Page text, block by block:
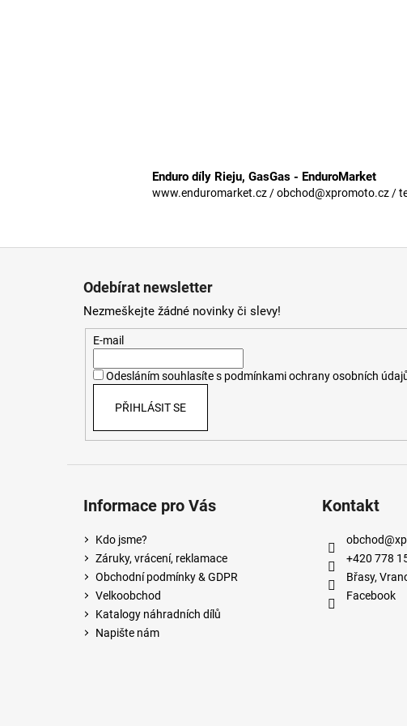
Enduro díly Rieju, GasGas - EnduroMarket
www.enduromarket.cz / obchod@xpromoto.cz /
Odebírat newsletter
Nezmeškejte žádné novinky či slevy!
E-mail
Odesláním souhlasíte s podmínkami ochrany osobních
PŘIHLÁSIT SE
Informace pro Vás
Kdo jsme?
Záruky, vrácení, reklamace
Obchodní podmínky & GDPR
Velkoobchod
Katalogy náhradních dílů
Napište nám
Kontakt
obchod@
+420 778
Břasy,
Facebook